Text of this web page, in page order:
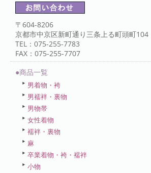
〒604-8206
京都市中京区新町通り三条上る町頭町104
TEL：075-255-7783
FAX：075-255-7707
●商品一覧
男着物・袴
男襦袢・裏物
男物帯
女性着物
襦袢・裏物
麻
卒業着物・袴・襦袢
小物